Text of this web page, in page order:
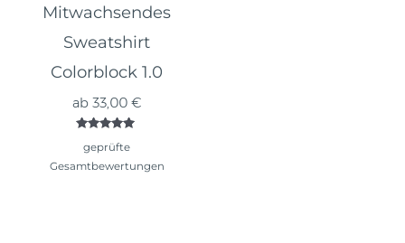
Mitwachsendes
Sweatshirt
Colorblock 1.0
ab 33,00 €
mit
5.00
von 5
geprüfte
Gesamtbewertungen